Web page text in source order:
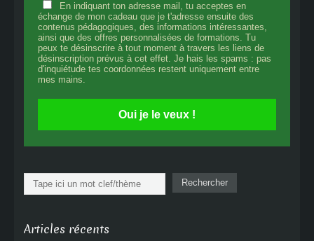
En indiquant ton adresse mail, tu acceptes en
échange de mon cadeau que je t'adresse ensuite des
contenus pédagogiques, des informations intéressantes,
ainsi que des offres personnalisées de formations. Tu
peux te désinscrire à tout moment à travers les liens de
désinscription prévus à cet effet. Je hais les spams : pas
d'inquiétude tes coordonnées restent uniquement entre
mes mains.
Oui je le veux !
Rechercher Rechercher
Articles récents